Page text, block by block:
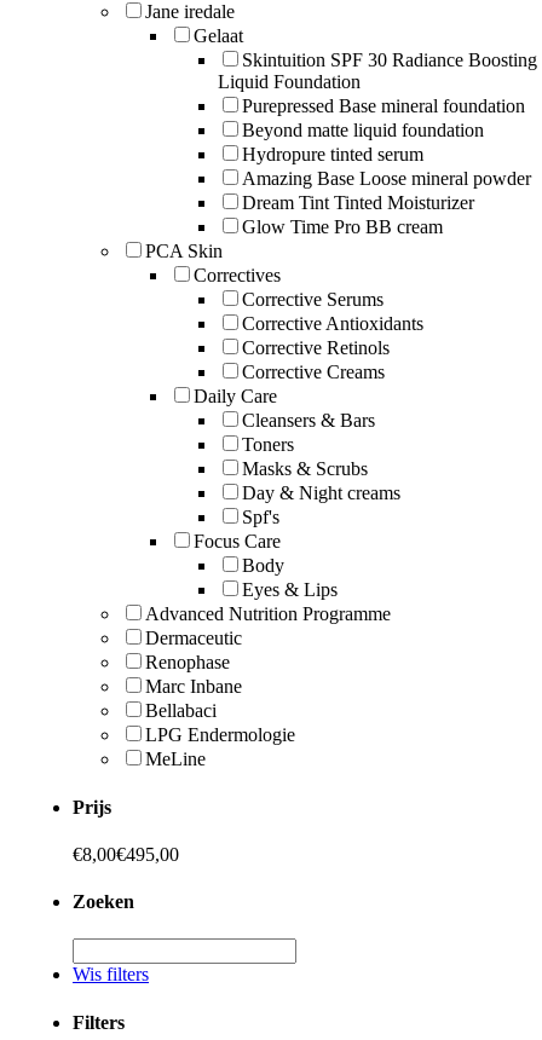
Jane iredale
Gelaat
Skintuition SPF 30 Radiance Boosting
Liquid Foundation
Purepressed Base mineral foundation
Beyond matte liquid foundation
Hydropure tinted serum
Amazing Base Loose mineral powder
Dream Tint Tinted Moisturizer
Glow Time Pro BB cream
PCA Skin
Correctives
Corrective Serums
Corrective Antioxidants
Corrective Retinols
Corrective Creams
Daily Care
Cleansers & Bars
Toners
Masks & Scrubs
Day & Night creams
Spf's
Focus Care
Body
Eyes & Lips
Advanced Nutrition Programme
Dermaceutic
Renophase
Marc Inbane
Bellabaci
LPG Endermologie
MeLine
Prijs
€8,00€495,00
Zoeken
Wis filters
Filters